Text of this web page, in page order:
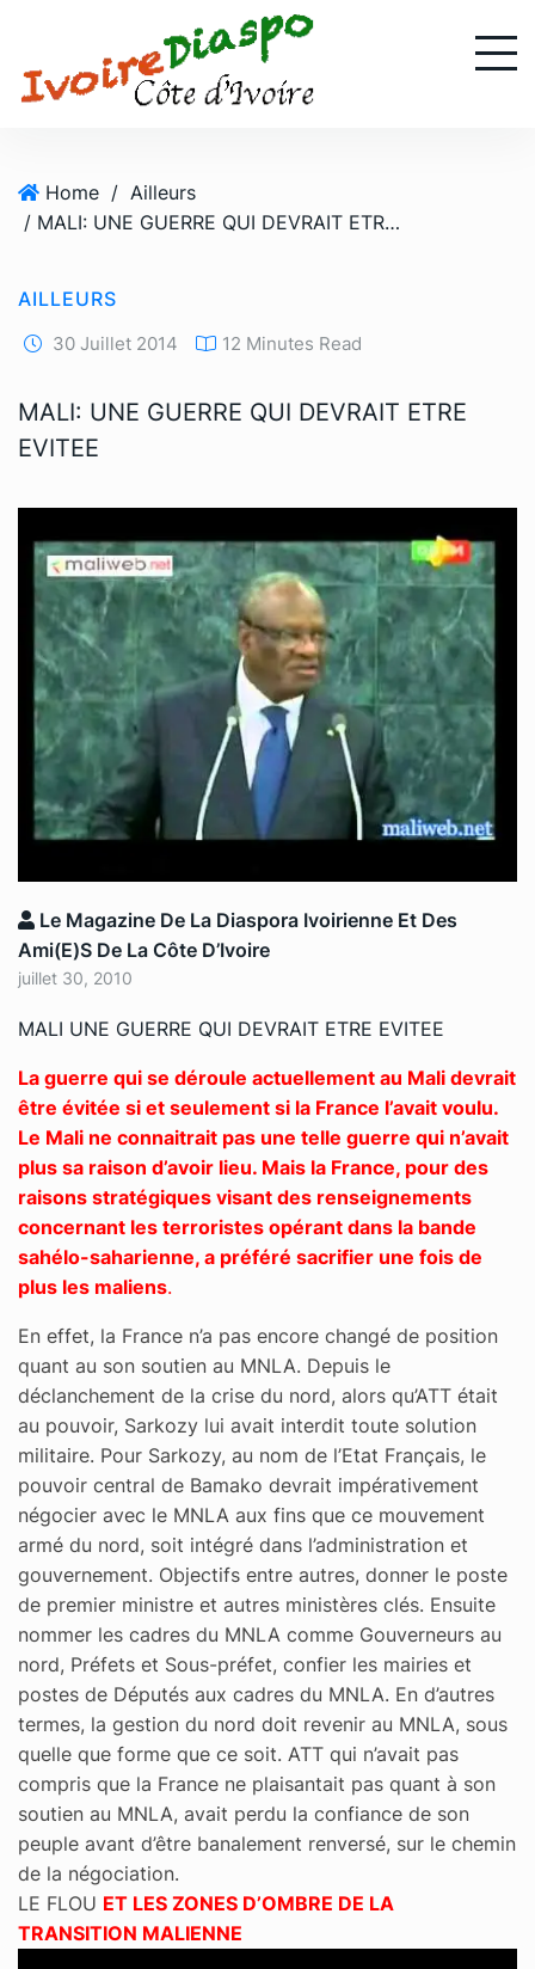
Home / Ailleurs
/ MALI: UNE GUERRE QUI DEVRAIT ETRE EVITEE
AILLEURS
30 Juillet 2014 12 Minutes Read
MALI: UNE GUERRE QUI DEVRAIT ETRE
EVITEE
Le Magazine De La Diaspora Ivoirienne Et Des
Ami(e)s De La Côte D’Ivoire
juillet 30, 2010
MALI UNE GUERRE QUI DEVRAIT ETRE EVITEE
La guerre qui se déroule actuellement au Mali devrait
être évitée si et seulement si la France l’avait voulu.
Le Mali ne connaitrait pas une telle guerre qui n’avait
plus sa raison d’avoir lieu. Mais la France, pour des
raisons stratégiques visant des renseignements
concernant les terroristes opérant dans la bande
sahélo-saharienne, a préféré sacrifier une fois de
plus les maliens.
En effet, la France n’a pas encore changé de position
quant au son soutien au MNLA. Depuis le
déclanchement de la crise du nord, alors qu’ATT était
au pouvoir, Sarkozy lui avait interdit toute solution
militaire. Pour Sarkozy, au nom de l’Etat Français, le
pouvoir central de Bamako devrait impérativement
négocier avec le MNLA aux fins que ce mouvement
armé du nord, soit intégré dans l’administration et
gouvernement. Objectifs entre autres, donner le poste
de premier ministre et autres ministères clés. Ensuite
nommer les cadres du MNLA comme Gouverneurs au
nord, Préfets et Sous-préfet, confier les mairies et
postes de Députés aux cadres du MNLA. En d’autres
termes, la gestion du nord doit revenir au MNLA, sous
quelle que forme que ce soit. ATT qui n’avait pas
compris que la France ne plaisantait pas quant à son
soutien au MNLA, avait perdu la confiance de son
peuple avant d’être banalement renversé, sur le chemin
de la négociation.
LE FLOU ET LES ZONES D’OMBRE DE LA
TRANSITION MALIENNE